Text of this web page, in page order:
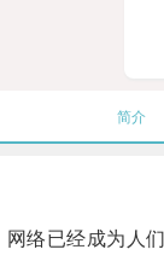
简介
已经成为人们